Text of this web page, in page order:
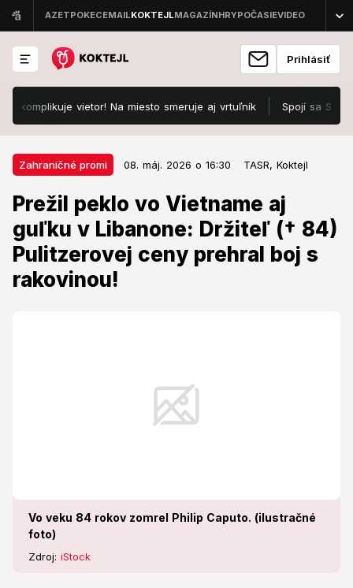
Prihlásiť
vietor! Na miesto smeruje aj vrtuľník Spojí sa SNS pred
Zahraničné promi 08. máj. 2026 o 16:30 TASR, Koktejl
Prežil peklo vo Vietname aj
guľku v Libanone: Držiteľ († 84)
Pulitzerovej ceny prehral boj s
rakovinou!
Vo veku 84 rokov zomrel Philip Caputo. (ilustračné
foto)
Zdroj: iStock
Zahraničné promi 08. máj. 2026 o 16:30
Prežil peklo vo Vietname aj guľku
v Libanone: Držiteľ († 84)
Pulitzerovej ceny prehral boj s
rakovinou!